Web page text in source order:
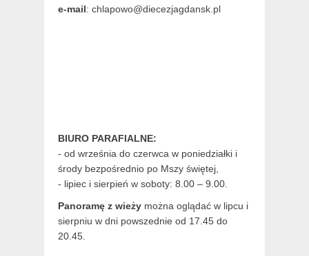
e-mail: chlapowo@diecezjagdansk.pl
BIURO PARAFIALNE:
- od września do czerwca w poniedziałki i
środy bezpośrednio po Mszy świętej,
- lipiec i sierpień w soboty: 8.00 – 9.00.
Panoramę z wieży można oglądać w lipcu i
sierpniu w dni powszednie od 17.45 do
20.45.